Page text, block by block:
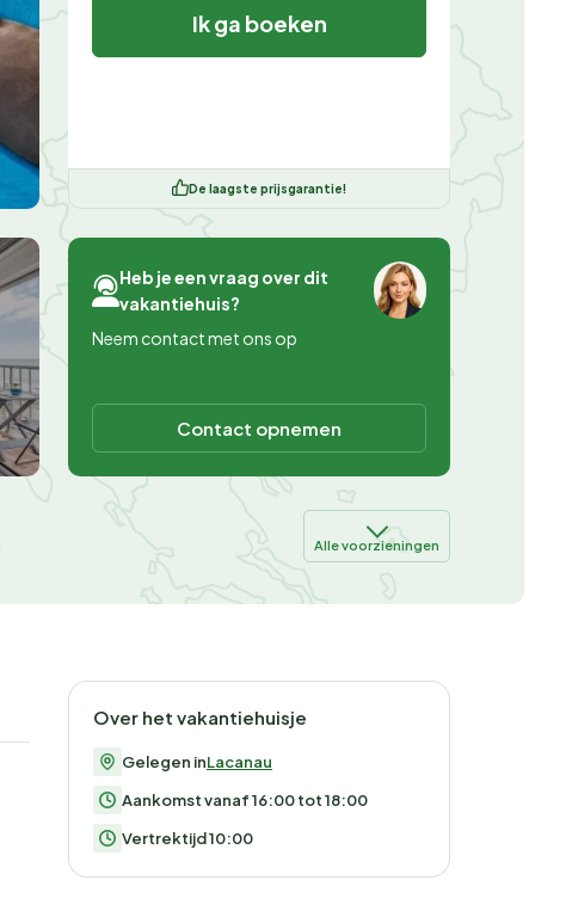
Ik ga boeken
De laagste prijsgarantie!
Heb je een vraag over dit
vakantiehuis?
Neem contact met ons op
Contact opnemen
Alle voorzieningen
Over het vakantiehuisje
Gelegen inLacanau
Aankomst vanaf 16:00 tot 18:00
Vertrektijd 10:00